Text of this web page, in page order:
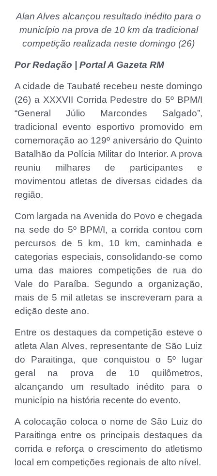
Alan Alves alcançou resultado inédito para o
município na prova de 10 km da tradicional
competição realizada neste domingo (26)
Por Redação | Portal A Gazeta RM
A cidade de Taubaté recebeu neste domingo
(26) a XXXVII Corrida Pedestre do 5º BPM/I
“General Júlio Marcondes Salgado”,
tradicional evento esportivo promovido em
comemoração ao 129º aniversário do Quinto
Batalhão da Polícia Militar do Interior. A prova
reuniu milhares de participantes e
movimentou atletas de diversas cidades da
região.
Com largada na Avenida do Povo e chegada
na sede do 5º BPM/I, a corrida contou com
percursos de 5 km, 10 km, caminhada e
categorias especiais, consolidando-se como
uma das maiores competições de rua do
Vale do Paraíba. Segundo a organização,
mais de 5 mil atletas se inscreveram para a
edição deste ano.
Entre os destaques da competição esteve o
atleta Alan Alves, representante de São Luiz
do Paraitinga, que conquistou o 5º lugar
geral na prova de 10 quilômetros,
alcançando um resultado inédito para o
município na história recente do evento.
A colocação coloca o nome de São Luiz do
Paraitinga entre os principais destaques da
corrida e reforça o crescimento do atletismo
local em competições regionais de alto nível.